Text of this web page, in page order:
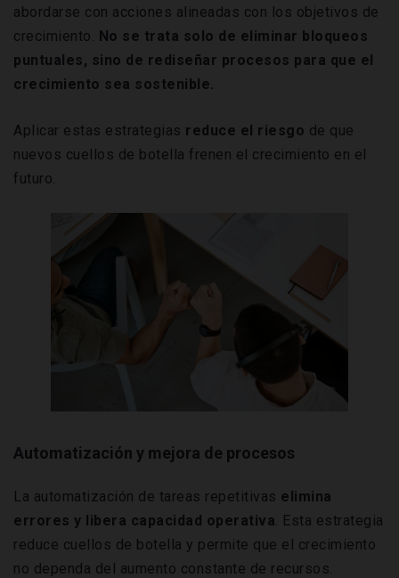
abordarse con acciones alineadas con los objetivos de
crecimiento. No se trata solo de eliminar bloqueos
puntuales, sino de rediseñar procesos para que el
crecimiento sea sostenible.
Aplicar estas estrategias reduce el riesgo de que
nuevos cuellos de botella frenen el crecimiento en el
futuro.
Automatización y mejora de procesos
La automatización de tareas repetitivas elimina
errores y libera capacidad operativa. Esta estrategia
reduce cuellos de botella y permite que el crecimiento
no dependa del aumento constante de recursos.